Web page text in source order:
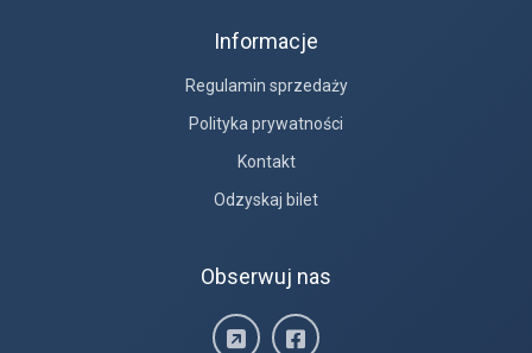
Informacje
Regulamin sprzedaży
Polityka prywatności
Kontakt
Odzyskaj bilet
Obserwuj nas